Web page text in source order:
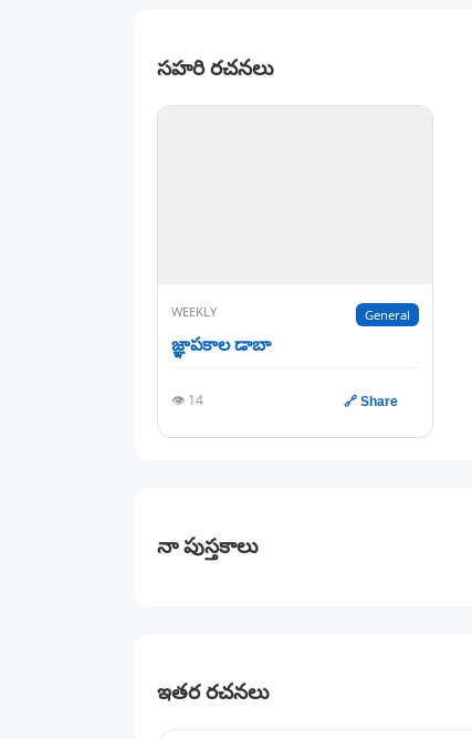
సహరి రచనలు
WEEKLY General
జ్ఞాపకాల డాబా
👁️ 14 🔗 Share
నా పుస్తకాలు
ఇతర రచనలు